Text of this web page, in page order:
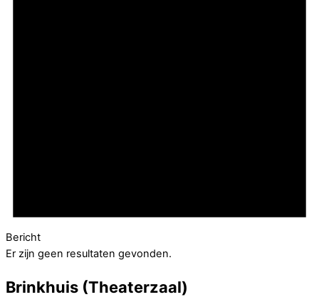
Bericht
Er zijn geen resultaten gevonden.
Brinkhuis (Theaterzaal)